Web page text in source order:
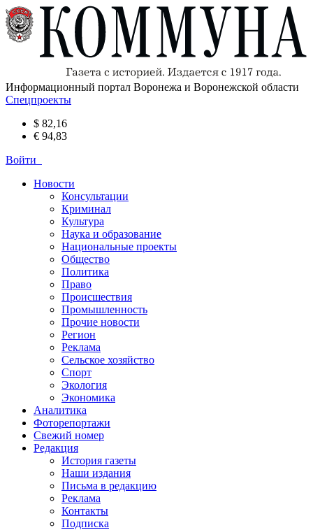
Информационный портал Воронежа и Воронежской области
Спецпроекты
$ 82,16
€ 94,83
Войти
Новости
Консультации
Криминал
Культура
Наука и образование
Национальные проекты
Общество
Политика
Право
Происшествия
Промышленность
Прочие новости
Регион
Реклама
Сельское хозяйство
Спорт
Экология
Экономика
Аналитика
Фоторепортажи
Свежий номер
Редакция
История газеты
Наши издания
Письма в редакцию
Реклама
Контакты
Подписка